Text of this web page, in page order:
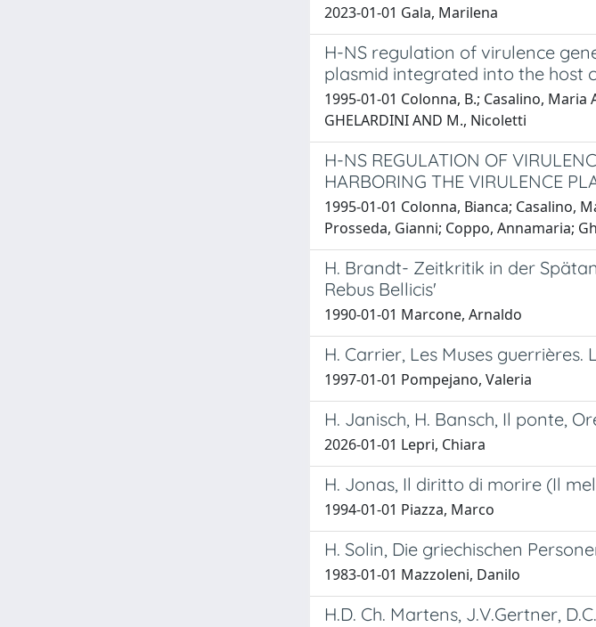
2023-01-01 Gala, Marilena
H-NS regulation of virulence
plasmid integrated into the host
1995-01-01 Colonna, B.; Casalino, Maria
GHELARDINI AND M., Nicoletti
H-NS REGULATION OF
HARBORING THE VIRULENCE
1995-01-01 Colonna, Bianca; Casalino,
Prosseda, Gianni; Coppo, Annamaria;
H. Brandt- Zeitkritik in der
Rebus Bellicis'
1990-01-01 Marcone, Arnaldo
H. Carrier, Les Muses
1997-01-01 Pompejano, Valeria
H. Janisch, H. Bansch, Il ponte,
2026-01-01 Lepri, Chiara
H. Jonas, Il diritto di morire (Il
1994-01-01 Piazza, Marco
H. Solin, Die griechischen
1983-01-01 Mazzoleni, Danilo
H.D. Ch. Martens, J.V.Gertner,